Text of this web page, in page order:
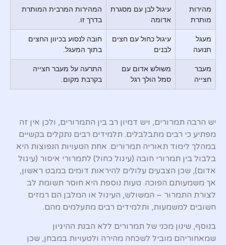
מהירות
מותרת
עיגול לבן עם מסגרת
אדומה
המהירות המרבית המותרת
בדרך זו.
מעגל
תנועה
עיגול כחול עם חצים
לבנים
חובה לנסוע בכיוון החצים
בתוך המעגל.
מעבר
חצייה
משולש אדום עם
סמל הולך רגל
התרעה על מעבר חצייה
בקרבת מקום.
יש הרבה תמרורים, ויש דמיון רב בין התמרורים, ולכן אין זה
מפתיע כי רבים מתבלבלים. תלמידים רבים נתקלים בקשיים
במהלך לימוד תאוריה תמרורים. אחת הטעויות הנפוצות היא
בלבול בין תמרורי חובה (עיגול כחול) לתמרורי איסור (עיגול
אדום), שכן הצבעים עלולים להיראות דומים במבט ראשון,
אך משמעותם הפוכה. טעות נוספת היא חוסר תשומת לב
לצורת התמרור – המשולש, העיגול או המלבן הם רמזים
חשובים למשמעות, ותלמידים רבים מתעלמים מהם.
בנוסף, שינון מכני של תמרורים ללא הבנת ההיגיון
שמאחוריהם מוביל לשכחה מהירה ולטעויות במבחן, שכן